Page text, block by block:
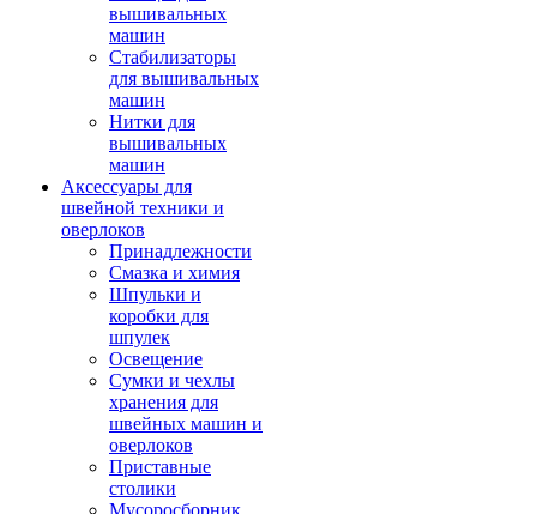
вышивальных
машин
Стабилизаторы
для вышивальных
машин
Нитки для
вышивальных
машин
Аксессуары для
швейной техники и
оверлоков
Принадлежности
Смазка и химия
Шпульки и
коробки для
шпулек
Освещение
Сумки и чехлы
хранения для
швейных машин и
оверлоков
Приставные
столики
Мусоросборник